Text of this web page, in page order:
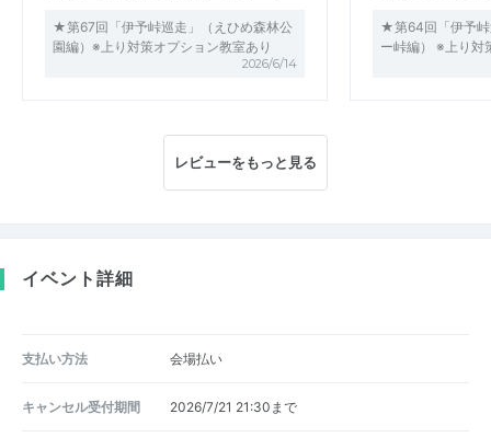
★第67回「伊予峠巡走」（えひめ森林公
園編）※上り対策オプション教室あり
2026/6/14
★第64回「伊予峠
ー峠編） ※上り対
レビューをもっと見る
イベント詳細
支払い方法 会場払い
キャンセル受付期間 2026/7/21 21:30まで